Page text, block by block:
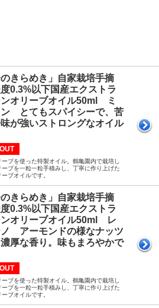
のきらめき」自家栽培手摘
0.3%以下国産エクストラ
オリーブオイル50ml ミ
ン とてもスパイシーで、苦
が強いストロングなオイル
ブを使った特製オイル。鶴亀園内で栽培し
ーブを一粒一粒手積みし、丁寧に作り上げた
ブオイルです。
のきらめき」自家栽培手摘
0.3%以下国産エクストラ
オリーブオイル50ml レ
ノ アーモンドの様なナッツ
厚な香り。味もまろやかで
ブを使った特製オイル。鶴亀園内で栽培し
ーブを一粒一粒手積みし、丁寧に作り上げた
ブオイルです。